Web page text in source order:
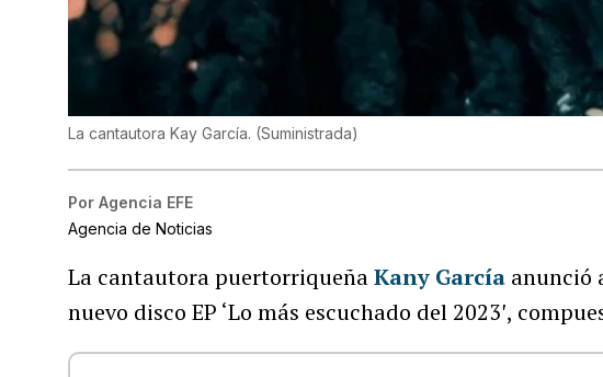
La cantautora Kay García. (Suministrada)
Por Agencia EFE
Agencia de Noticias
La cantautora puertorriqueñaKany García anunció
nuevo disco EP ‘Lo más escuchado del 2023′,